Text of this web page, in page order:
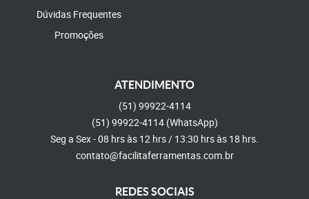
Dúvidas Frequentes
Promoções
ATENDIMENTO
(51) 99922-4114
(51) 99922-4114 (WhatsApp)
Seg a Sex - 08 hrs às 12 hrs / 13:30 hrs às 18 hrs.
contato@facilitaferramentas.com.br
REDES SOCIAIS